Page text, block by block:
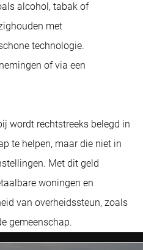
alcohol, tabak of
met
technologie.
of via een
wordt rechtstreeks belegd in
te helpen, maar die niet in
Met dit geld
woningen en
van overheidssteun, zoals
gemeenschap.